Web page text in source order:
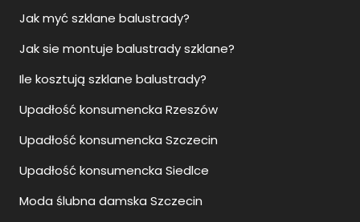
Jak myć szklane balustrady?
Jak sie montuje balustrady szklane?
Ile kosztują szklane balustrady?
Upadłość konsumencka Rzeszów
Upadłość konsumencka Szczecin
Upadłość konsumencka Siedlce
Moda ślubna damska Szczecin